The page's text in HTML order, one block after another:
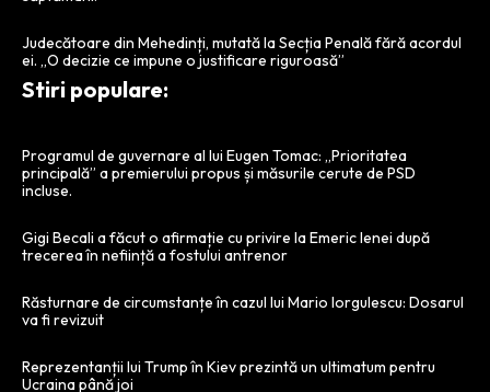
Judecătoare din Mehedinți, mutată la Secția Penală fără acordul
ei. „O decizie ce impune o justificare riguroasă”
Stiri populare:
Programul de guvernare al lui Eugen Tomac: „Prioritatea
principală” a premierului propus și măsurile cerute de PSD
incluse.
Gigi Becali a făcut o afirmație cu privire la Emeric Ienei după
trecerea în neființă a fostului antrenor
Răsturnare de circumstanțe în cazul lui Mario Iorgulescu: Dosarul
va fi revizuit
Reprezentanții lui Trump în Kiev prezintă un ultimatum pentru
Ucraina până joi